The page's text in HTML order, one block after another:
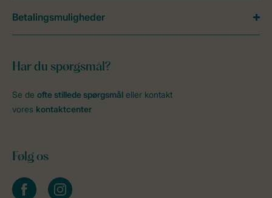
Har du spørgsmål?
Se de ofte stillede spørgsmål eller kontakt
vores kontaktcenter
Følg os
facebookinstagram
Betalingsmuligheder